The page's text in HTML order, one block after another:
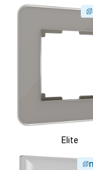
Elite